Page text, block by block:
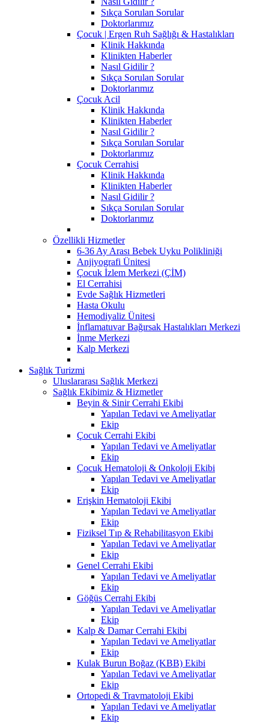
Sıkça Sorulan Sorular
Doktorlarımız
Çocuk | Ergen Ruh Sağlığı & Hastalıkları
Klinik Hakkında
Klinikten Haberler
Nasıl Gidilir ?
Sıkça Sorulan Sorular
Doktorlarımız
Çocuk Acil
Klinik Hakkında
Klinikten Haberler
Nasıl Gidilir ?
Sıkça Sorulan Sorular
Doktorlarımız
Çocuk Cerrahisi
Klinik Hakkında
Klinikten Haberler
Nasıl Gidilir ?
Sıkça Sorulan Sorular
Doktorlarımız
Özellikli Hizmetler
6-36 Ay Arası Bebek Uyku Polikliniği
Anjiyografi Ünitesi
Çocuk İzlem Merkezi (ÇİM)
El Cerrahisi
Evde Sağlık Hizmetleri
Hasta Okulu
Hemodiyaliz Ünitesi
İnflamatuvar Bağırsak Hastalıkları Merkezi
İnme Merkezi
Kalp Merkezi
Sağlık Turizmi
Uluslararası Sağlık Merkezi
Sağlık Ekibimiz & Hizmetler
Beyin & Sinir Cerrahi Ekibi
Yapılan Tedavi ve Ameliyatlar
Ekip
Çocuk Cerrahi Ekibi
Yapılan Tedavi ve Ameliyatlar
Ekip
Çocuk Hematoloji & Onkoloji Ekibi
Yapılan Tedavi ve Ameliyatlar
Ekip
Erişkin Hematoloji Ekibi
Yapılan Tedavi ve Ameliyatlar
Ekip
Fiziksel Tıp & Rehabilitasyon Ekibi
Yapılan Tedavi ve Ameliyatlar
Ekip
Genel Cerrahi Ekibi
Yapılan Tedavi ve Ameliyatlar
Ekip
Göğüs Cerrahi Ekibi
Yapılan Tedavi ve Ameliyatlar
Ekip
Kalp & Damar Cerrahi Ekibi
Yapılan Tedavi ve Ameliyatlar
Ekip
Kulak Burun Boğaz (KBB) Ekibi
Yapılan Tedavi ve Ameliyatlar
Ekip
Ortopedi & Travmatoloji Ekibi
Yapılan Tedavi ve Ameliyatlar
Ekip